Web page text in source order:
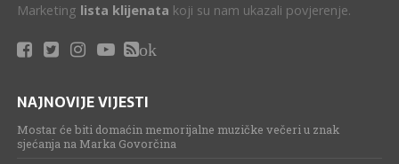
Marketing lista klijenata koji su nam ukazali povjerenje.
ok
NAJNOVIJE VIJESTI
Mostar će biti domaćin memorijalne muzičke večeri u znak
sjećanja na Marka Govorčina